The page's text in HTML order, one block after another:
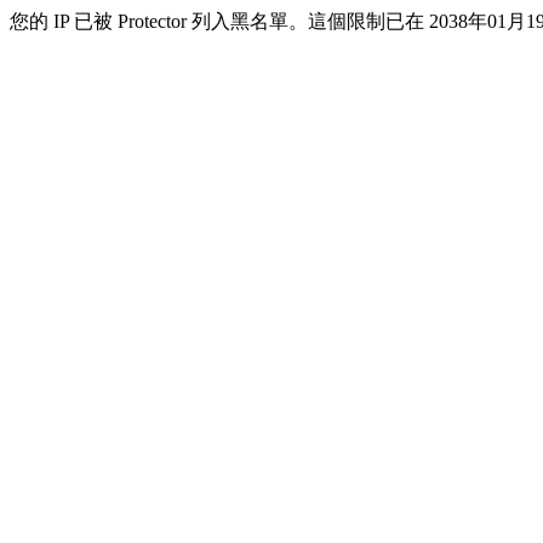
您的 IP 已被 Protector 列入黑名單。這個限制已在 2038年01月